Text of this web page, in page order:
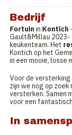
Bedrijf
Fortuinin Kontich
Gault&Millau 2023-
keukenteam. Het
Kontich op het
in een mooie, losse
Voor de versterking
zijn we nog op
versterken. Samen
voor een
In